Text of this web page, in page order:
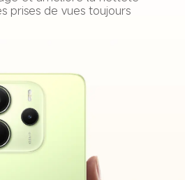
prises de vues toujours